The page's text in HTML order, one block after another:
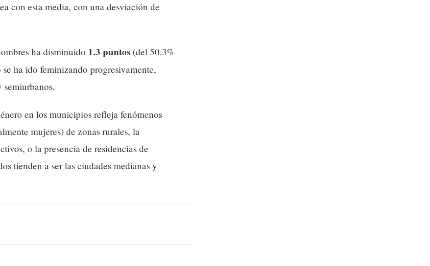
con esta media, con una desviación de
ha disminuido 1.3 puntos (del 50.3%
ha ido feminizando progresivamente,
en los municipios refleja fenómenos
mujeres) de zonas rurales, la
o la presencia de residencias de
tienden a ser las ciudades medianas y